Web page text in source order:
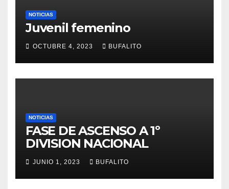
NOTICIAS
Juvenil femenino
OCTUBRE 4, 2023 BUFALITO
NOTICIAS
FASE DE ASCENSO A 1º
DIVISION NACIONAL
JUNIO 1, 2023 BUFALITO